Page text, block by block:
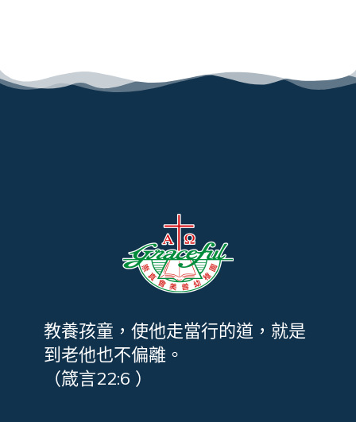
教養孩童，使他走當行的道，就是
到老他也不偏離。
（箴言22:6 ）